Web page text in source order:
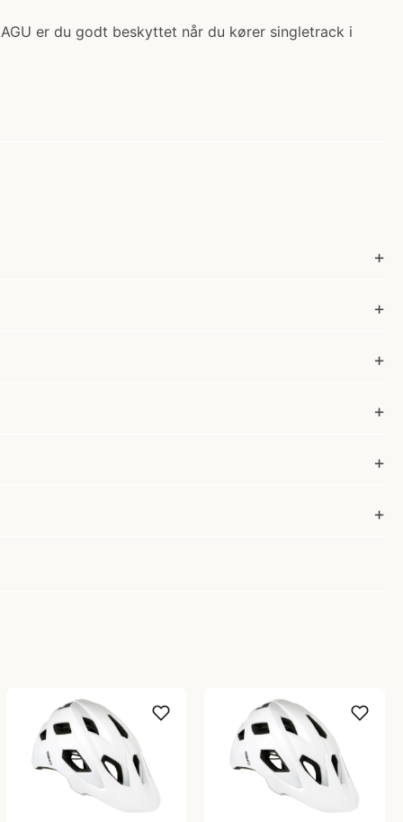
er du godt beskyttet når du kører singletrack i